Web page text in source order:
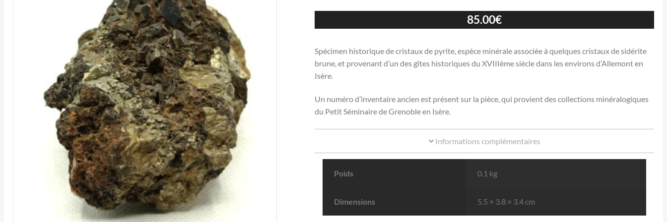
85.00€
Spécimen historique de cristaux de pyrite, espèce minérale associée à quelques cristaux de sidérite
brune, et provenant d’un des gîtes historiques du XVIIIème siècle dans les environs d’Allemont en
Isère.
Un numéro d’inventaire ancien est présent sur la pièce, qui provient des collections minéralogiques
du Petit Séminaire de Grenoble en Isère.
Informations complémentaires
Poids 0.1 kg
Dimensions 5.5 × 3.8 × 3.4 cm